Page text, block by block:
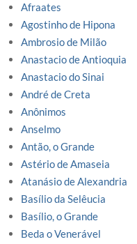
Afraates
Agostinho de Hipona
Ambrosio de Milão
Anastacio de Antioquia
Anastacio do Sinai
André de Creta
Anônimos
Anselmo
Antão, o Grande
Astério de Amaseia
Atanásio de Alexandria
Basílio da Selêucia
Basílio, o Grande
Beda o Venerável